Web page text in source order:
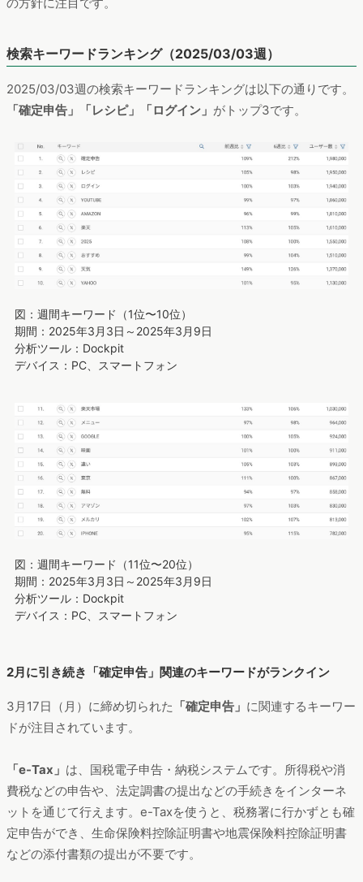
の方針に注目です。
検索キーワードランキング（2025/03/03週）
2025/03/03週の検索キーワードランキングは以下の通りです。
「確定申告」「レシピ」「ログイン」 がトップ3です。
図：週間キーワード（1位〜10位）
期間：2025年3月3日～2025年3月9日
分析ツール：Dockpit
デバイス：PC、スマートフォン
図：週間キーワード（11位〜20位）
期間：2025年3月3日～2025年3月9日
分析ツール：Dockpit
デバイス：PC、スマートフォン
2月に引き続き「確定申告」関連のキーワードがランクイン
3月17日（月）に締め切られた 「確定申告」 に関連するキーワー
ドが注目されています。
「e-Tax」 は、国税電子申告・納税システムです。所得税や消
費税などの申告や、法定調書の提出などの手続きをインターネ
ットを通じて行えます。e-Taxを使うと、税務署に行かずとも確
定申告ができ、生命保険料控除証明書や地震保険料控除証明書
などの添付書類の提出が不要です。